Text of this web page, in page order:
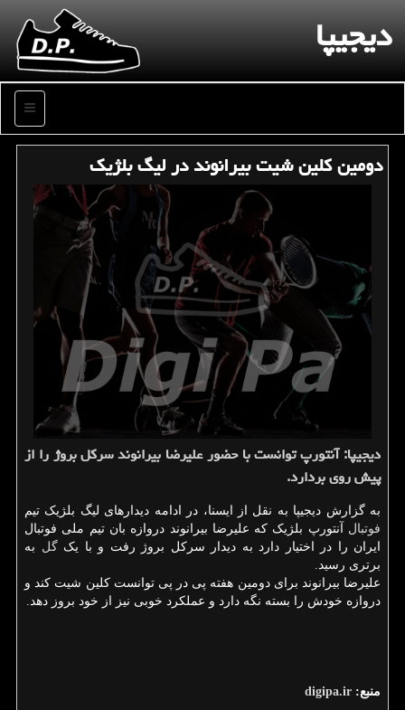
دیجیپا
منو
دومین كلین شیت بیرانوند در لیگ بلژیك
دیجیپا: آنتورپ توانست با حضور علیرضا بیرانوند سرکل بروژ را از
پیش روی بردارد.
به گزارش دیجیپا به نقل از ایسنا، در ادامه دیدارهای لیگ بلژیک تیم
فوتبال آنتورپ بلژیک که علیرضا بیرانوند دروازه بان تیم ملی فوتبال
ایران را در اختیار دارد به دیدار سرکل بروژ رفت و با یکگل به
برتری رسید.
علیرضا بیرانوند برای دومین هفته پی در پی توانست کلین شیت کند و
دروازه خودش را بسته نگه دارد و عملکرد خوبی نیز از خود بروز دهد.
منبع: digipa.ir